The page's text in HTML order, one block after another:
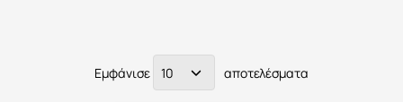
Εμφάνισε αποτελέσματα